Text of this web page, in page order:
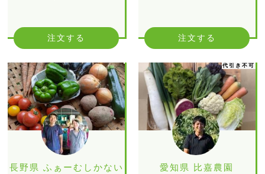
注文する 注文する
長野県 ふぁーむしかない
代引き不可
愛知県 比嘉農園